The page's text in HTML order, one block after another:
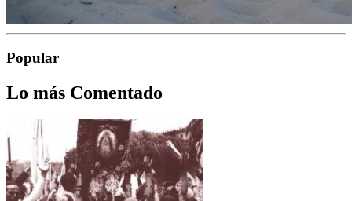
Popular
Lo más Comentado